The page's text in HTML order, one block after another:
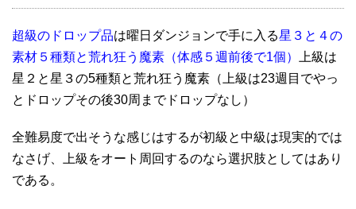
超級のドロップ品は曜日ダンジョンで手に入る星３と４の
素材５種類と荒れ狂う魔素（体感５週前後で1個）
上級は
星２と星３の5種類と荒れ狂う魔素（上級は23週目でやっ
とドロップその後30周までドロップなし）
全難易度で出そうな感じはするが初級と中級は現実的では
なさげ、上級をオート周回するのなら選択肢としてはあり
である。